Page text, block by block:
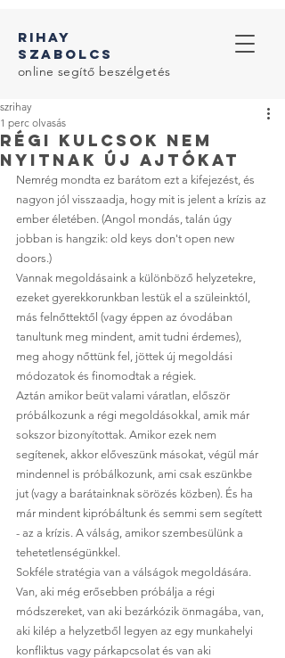
RIHAY
SZABOLcS
online segítő beszélgetés
régi kulcsok nem
nyitnak új ajtókat
szrihay
1 perc olvasás
Nemrég mondta ez barátom ezt a kifejezést, és
nagyon jól visszaadja, hogy mit is jelent a krízis az
ember életében. (Angol mondás, talán úgy
jobban is hangzik: old keys don't open new
doors.)
Vannak megoldásaink a különböző helyzetekre,
ezeket gyerekkorunkban lestük el a szüleinktól,
más felnőttektől (vagy éppen az óvodában
tanultunk meg mindent, amit tudni érdemes),
meg ahogy nőttünk fel, jöttek új megoldási
módozatok és finomodtak a régiek.
Aztán amikor beüt valami váratlan, először
próbálkozunk a régi megoldásokkal, amik már
sokszor bizonyítottak. Amikor ezek nem
segítenek, akkor előveszünk másokat, végül már
mindennel is próbálkozunk, ami csak eszünkbe
jut (vagy a barátainknak sörözés közben). És ha
már mindent kipróbáltunk és semmi sem segített
- az a krízis. A válság, amikor szembesülünk a
tehetetlenségünkkel.
Sokféle stratégia van a válságok megoldására.
Van, aki még erősebben próbálja a régi
módszereket, van aki bezárkózik önmagába, van,
aki kilép a helyzetből legyen az egy munkahelyi
konfliktus vagy párkapcsolat és van aki